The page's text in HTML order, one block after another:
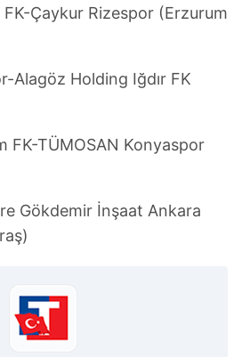
Çaykur Rizespor (Erzurum
Alagöz Holding Iğdır FK
FK-TÜMOSAN Konyaspor
Gökdemir İnşaat Ankara